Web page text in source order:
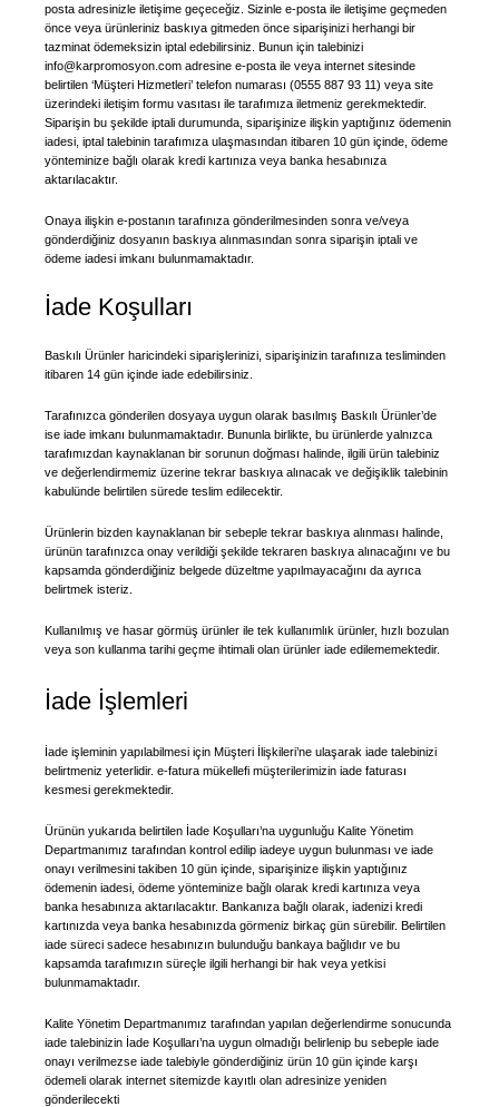
posta adresinizle iletişime geçeceğiz. Sizinle e-posta ile iletişime geçmeden
önce veya ürünleriniz baskıya gitmeden önce siparişinizi herhangi bir
tazminat ödemeksizin iptal edebilirsiniz. Bunun için talebinizi
info@karpromosyon.com adresine e-posta ile veya internet sitesinde
belirtilen ‘Müşteri Hizmetleri’ telefon numarası (0555 887 93 11) veya site
üzerindeki iletişim formu vasıtası ile tarafımıza iletmeniz gerekmektedir.
Siparişin bu şekilde iptali durumunda, siparişinize ilişkin yaptığınız ödemenin
iadesi, iptal talebinin tarafımıza ulaşmasından itibaren 10 gün içinde, ödeme
yönteminize bağlı olarak kredi kartınıza veya banka hesabınıza
aktarılacaktır.
Onaya ilişkin e-postanın tarafınıza gönderilmesinden sonra ve/veya
gönderdiğiniz dosyanın baskıya alınmasından sonra siparişin iptali ve
ödeme iadesi imkanı bulunmamaktadır.
İade Koşulları
Baskılı Ürünler haricindeki siparişlerinizi, siparişinizin tarafınıza tesliminden
itibaren 14 gün içinde iade edebilirsiniz.
Tarafınızca gönderilen dosyaya uygun olarak basılmış Baskılı Ürünler’de
ise iade imkanı bulunmamaktadır. Bununla birlikte, bu ürünlerde yalnızca
tarafımızdan kaynaklanan bir sorunun doğması halinde, ilgili ürün talebiniz
ve değerlendirmemiz üzerine tekrar baskıya alınacak ve değişiklik talebinin
kabulünde belirtilen sürede teslim edilecektir.
Ürünlerin bizden kaynaklanan bir sebeple tekrar baskıya alınması halinde,
ürünün tarafınızca onay verildiği şekilde tekraren baskıya alınacağını ve bu
kapsamda gönderdiğiniz belgede düzeltme yapılmayacağını da ayrıca
belirtmek isteriz.
Kullanılmış ve hasar görmüş ürünler ile tek kullanımlık ürünler, hızlı bozulan
veya son kullanma tarihi geçme ihtimali olan ürünler iade edilememektedir.
İade İşlemleri
İade işleminin yapılabilmesi için Müşteri İlişkileri’ne ulaşarak iade talebinizi
belirtmeniz yeterlidir. e-fatura mükellefi müşterilerimizin iade faturası
kesmesi gerekmektedir.
Ürünün yukarıda belirtilen İade Koşulları’na uygunluğu Kalite Yönetim
Departmanımız tarafından kontrol edilip iadeye uygun bulunması ve iade
onayı verilmesini takiben 10 gün içinde, siparişinize ilişkin yaptığınız
ödemenin iadesi, ödeme yönteminize bağlı olarak kredi kartınıza veya
banka hesabınıza aktarılacaktır. Bankanıza bağlı olarak, iadenizi kredi
kartınızda veya banka hesabınızda görmeniz birkaç gün sürebilir. Belirtilen
iade süreci sadece hesabınızın bulunduğu bankaya bağlıdır ve bu
kapsamda tarafımızın süreçle ilgili herhangi bir hak veya yetkisi
bulunmamaktadır.
Kalite Yönetim Departmanımız tarafından yapılan değerlendirme sonucunda
iade talebinizin İade Koşulları’na uygun olmadığı belirlenip bu sebeple iade
onayı verilmezse iade talebiyle gönderdiğiniz ürün 10 gün içinde karşı
ödemeli olarak internet sitemizde kayıtlı olan adresinize yeniden
gönderilecekti